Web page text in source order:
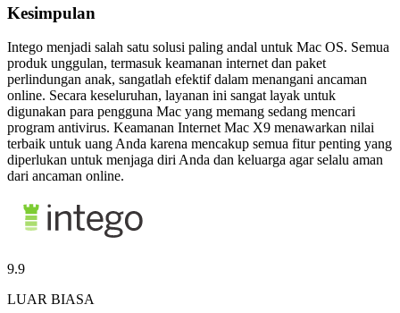
Kesimpulan
Intego menjadi salah satu solusi paling andal untuk Mac OS. Semua
produk unggulan, termasuk keamanan internet dan paket
perlindungan anak, sangatlah efektif dalam menangani ancaman
online. Secara keseluruhan, layanan ini sangat layak untuk
digunakan para pengguna Mac yang memang sedang mencari
program antivirus. Keamanan Internet Mac X9 menawarkan nilai
terbaik untuk uang Anda karena mencakup semua fitur penting yang
diperlukan untuk menjaga diri Anda dan keluarga agar selalu aman
dari ancaman online.
9.9
LUAR BIASA